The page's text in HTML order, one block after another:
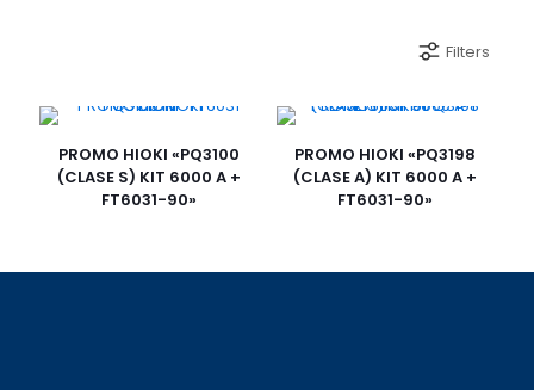
Filters
PROMO HIOKI «PQ3100
(CLASE S) KIT 6000 A +
FT6031-90»
PROMO HIOKI «PQ3198
(CLASE A) KIT 6000 A +
FT6031-90»